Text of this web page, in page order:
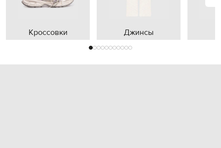
Кроссовки Джинсы